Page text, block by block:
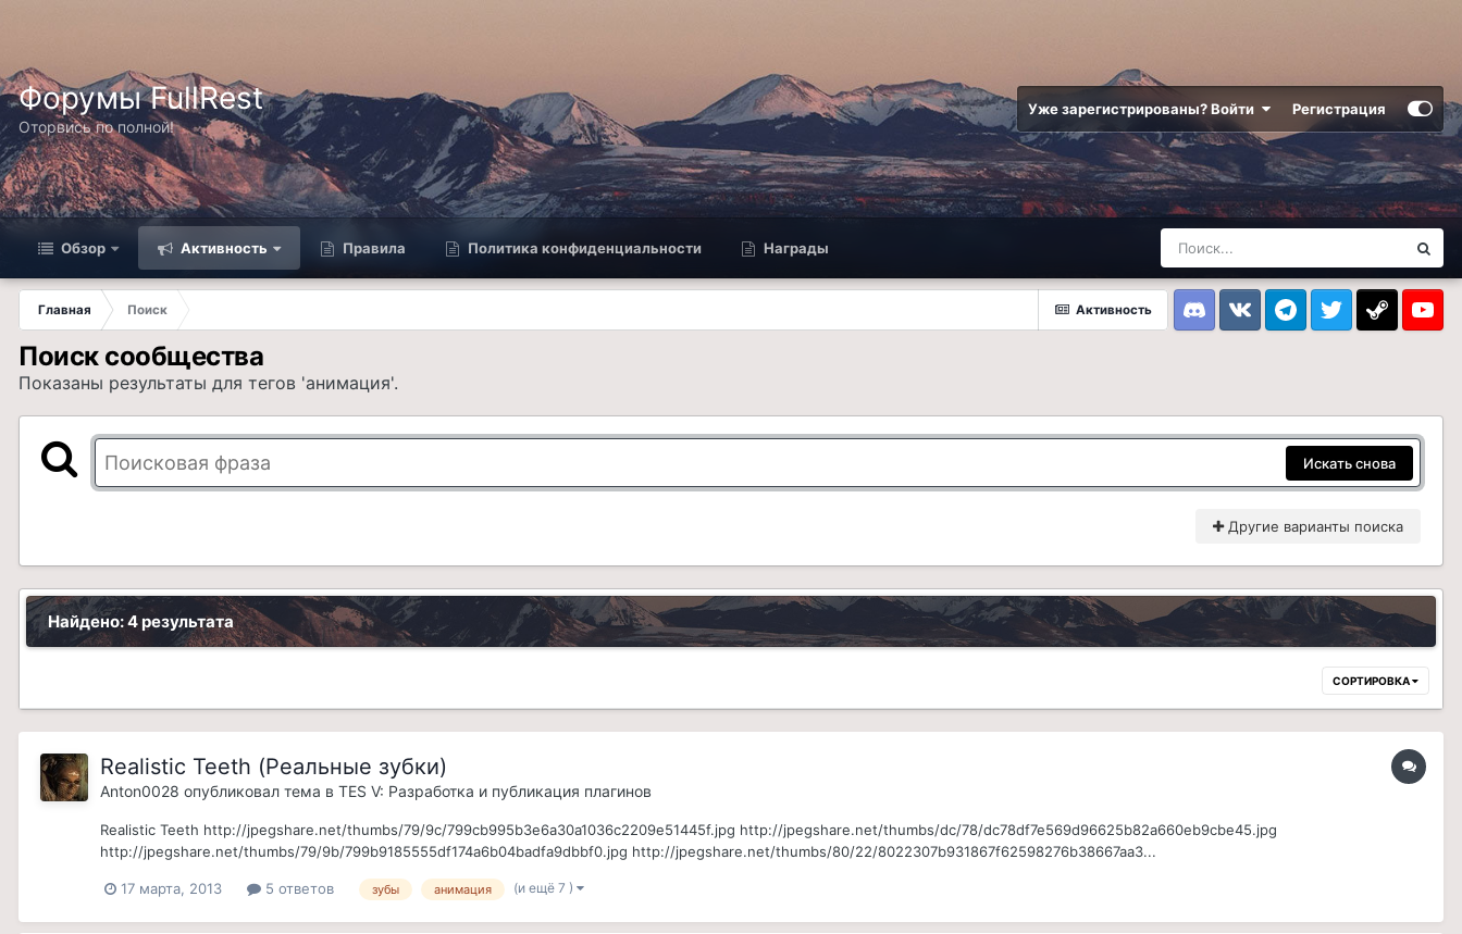
Форумы FullRest
Оторвись по полной!
Уже зарегистрированы? Войти Регистрация
Обзор Активность Правила Политика конфиденциальности Награды
Активность
Главная
Поиск
DiscordVK TelegramTwitter Steam
Поиск сообщества
Показаны результаты для тегов 'анимация'.
Искать снова
Другие варианты поиска
Найдено: 4 результата
СОРТИРОВКА
Realistic Teeth (Реальные зубки)
Anton0028 опубликовал тема в TES V: Разработка и публикация плагинов
Realistic Teeth http://jpegshare.net/thumbs/79/9c/799cb995b3e6a30a1036c2209e51445f.jpg http://jpegshare.net/thumbs/dc/78/dc78df7e569d96625b82a660eb9cbe45.jpg
http://jpegshare.net/thumbs/79/9b/799b9185555df174a6b04badfa9dbbf0.jpg http://jpegshare.net/thumbs/80/22/8022307b931867f62598276b38667aa3...
17 марта, 2013 5 ответов зубы анимация (и ещё 7 )